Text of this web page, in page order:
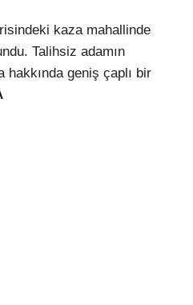
kaza mahallinde
Talihsiz adamın
geniş çaplı bir